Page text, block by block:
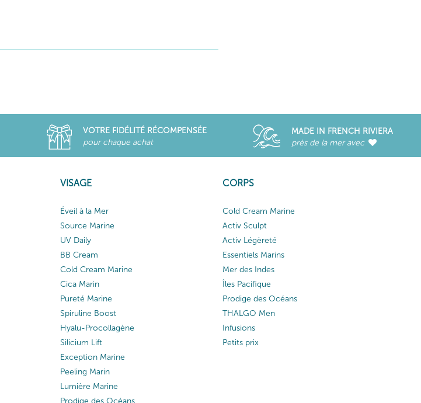
VOTRE FIDÉLITÉ RÉCOMPENSÉE
pour chaque achat
MADE IN FRENCH RIVIERA
près de la mer avec
VISAGE
Éveil à la Mer
Source Marine
UV Daily
BB Cream
Cold Cream Marine
Cica Marin
Pureté Marine
Spiruline Boost
Hyalu-Procollagène
Silicium Lift
Exception Marine
Peeling Marin
Lumière Marine
Prodige des Océans
CORPS
Cold Cream Marine
Activ Sculpt
Activ Légèreté
Essentiels Marins
Mer des Indes
Îles Pacifique
Prodige des Océans
THALGO Men
Infusions
Petits prix